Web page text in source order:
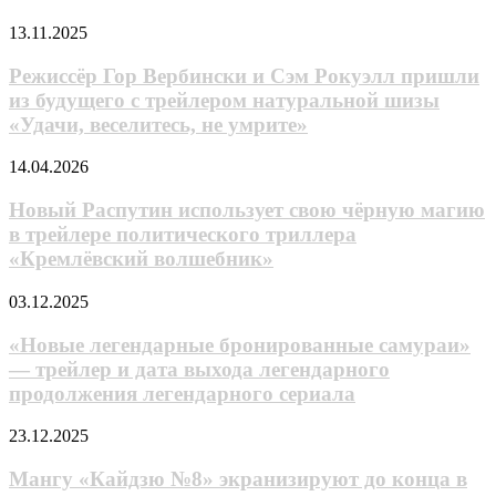
№8»
механики
Режиссёр
Вербински
и
Сэм
Рокуэлл
из
с
трейлером
натуральной
шизы
веселитесь,
умрите»
13.11.2025
Режиссёр Гор Вербински и Сэм Рокуэлл пришли
из будущего с трейлером натуральной шизы
«Удачи, веселитесь, не умрите»
Новый
использует
свою
чёрную
магию
трейлере
триллера
«Кремлёвский
волшебник»
14.04.2026
Новый Распутин использует свою чёрную магию
в трейлере политического триллера
«Кремлёвский волшебник»
«Новые
бронированные
самураи»
—
трейлер
дата
легендарного
03.12.2025
«Новые легендарные бронированные самураи»
— трейлер и дата выхода легендарного
продолжения легендарного сериала
Мангу
№8»
23.12.2025
Мангу «Кайдзю №8» экранизируют до конца в